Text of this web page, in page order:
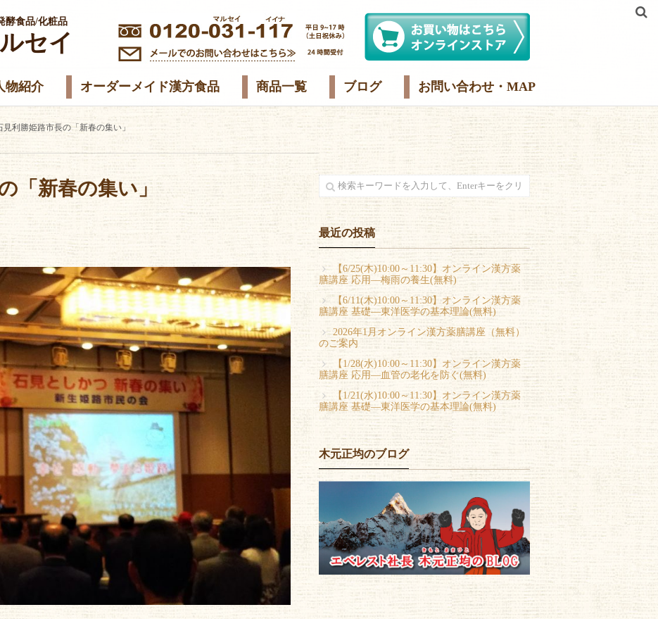
酵食品/化粧品
セイ
物紹介 オーダーメイド漢方食品 商品一覧 ブログ お問い合わせ・MAP
見利勝姫路市長の「新春の集い」
「新春の集い」
最近の投稿
【6/25(木)10:00～11:30】オンライン漢方薬
膳講座 応用―梅雨の養生(無料)
【6/11(木)10:00～11:30】オンライン漢方薬
膳講座 基礎―東洋医学の基本理論(無料)
2026年1月オンライン漢方薬膳講座（無料）
のご案内
【1/28(水)10:00～11:30】オンライン漢方薬
膳講座 応用―血管の老化を防ぐ(無料)
【1/21(水)10:00～11:30】オンライン漢方薬
膳講座 基礎―東洋医学の基本理論(無料)
木元正均のブログ